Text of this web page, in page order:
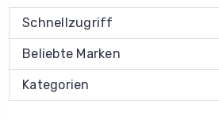
Schnellzugriff
Beliebte Marken
Kategorien